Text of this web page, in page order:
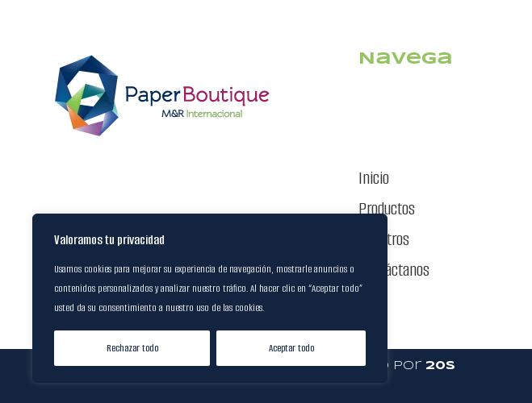
Valoramos tu privacidad
Usamos cookies para mejorar su experiencia de navegación, mostrarle anuncios o
contenidos personalizados y analizar nuestro tráfico. Al hacer clic en “Aceptar todo”
usted da su consentimiento a nuestro uso de las cookies.
Rechazar todo Aceptar todo
Navega
Inicio
Productos
Nosotros
Contáctanos
© 2024 M&R Internacional| Desarrollado por 20S